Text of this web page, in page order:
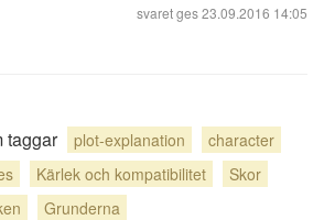
svaret ges23.09.2016 14:05
taggar plot-explanation
character
Kärlek och kompatibilitet
Skor
Grunderna